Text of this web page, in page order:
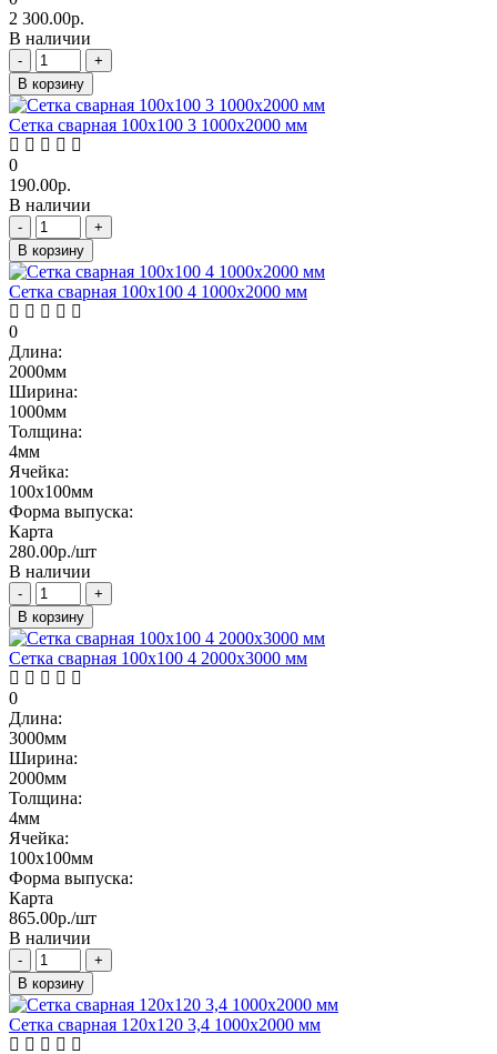
2 300.00р.
В наличии
-
+
В корзину
Сетка сварная 100х100 3 1000х2000 мм
0
190.00р.
В наличии
-
+
В корзину
Сетка сварная 100х100 4 1000х2000 мм
0
Длина:
2000мм
Ширина:
1000мм
Толщина:
4мм
Ячейка:
100х100мм
Форма выпуска:
Карта
280.00р./шт
В наличии
-
+
В корзину
Сетка сварная 100х100 4 2000х3000 мм
0
Длина:
3000мм
Ширина:
2000мм
Толщина:
4мм
Ячейка:
100х100мм
Форма выпуска:
Карта
865.00р./шт
В наличии
-
+
В корзину
Сетка сварная 120х120 3,4 1000х2000 мм